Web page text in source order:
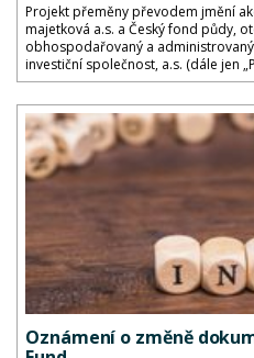
Projekt přeměny převodem jmění
majetková a.s. a Český fond půdy,
obhospodařovaný a
investiční společnost, a.s. (dále jen
Oznámení o změně